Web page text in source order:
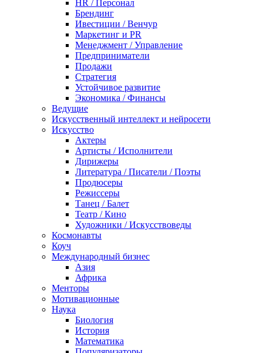
HR / Персонал
Брендинг
Ивестиции / Венчур
Маркетинг и PR
Менеджмент / Управление
Предприниматели
Продажи
Стратегия
Устойчивое развитие
Экономика / Финансы
Ведущие
Искусственный интеллект и нейросети
Искусство
Актеры
Артисты / Исполнители
Дирижеры
Литература / Писатели / Поэты
Продюсеры
Режиссеры
Танец / Балет
Театр / Кино
Художники / Искусствоведы
Космонавты
Коуч
Международный бизнес
Азия
Африка
Менторы
Мотивационные
Наука
Биология
История
Математика